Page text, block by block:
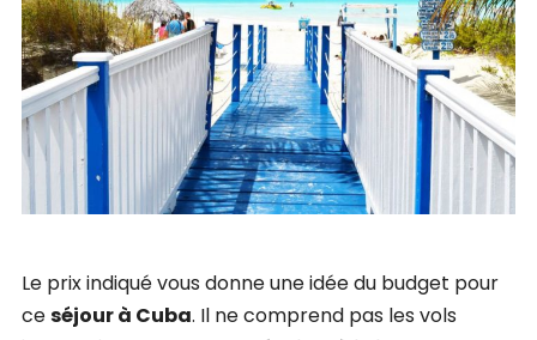
Le prix indiqué vous donne une idée du budget pour
ceséjour à Cuba. Il ne comprend pas les vols